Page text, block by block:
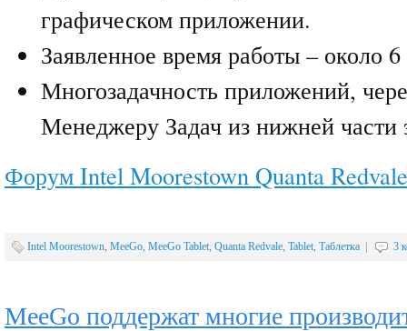
графическом приложении.
Заявленное время работы – около 6
Многозадачность приложений,
Менеджеру Задач из нижней части
Форум Intel Moorestown Quanta Redvale
Intel Moorestown, MeeGo, MeeGo Tablet, Quanta Redvale, Tablet, Таблетка 3
MeeGo поддержат многие